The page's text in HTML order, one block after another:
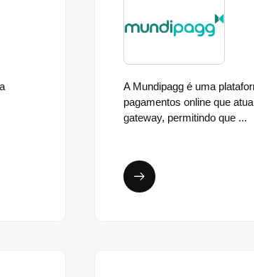
A Mundipagg é uma
pagamentos online que
gateway, permitindo que ...